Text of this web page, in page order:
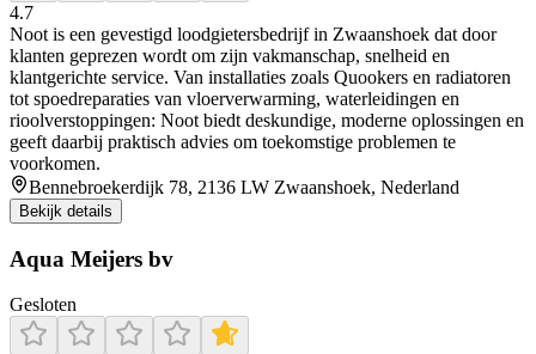
4.7
Noot is een gevestigd loodgietersbedrijf in Zwaanshoek dat door
klanten geprezen wordt om zijn vakmanschap, snelheid en
klantgerichte service. Van installaties zoals Quookers en radiatoren
tot spoedreparaties van vloerverwarming, waterleidingen en
rioolverstoppingen: Noot biedt deskundige, moderne oplossingen en
geeft daarbij praktisch advies om toekomstige problemen te
voorkomen.
Bennebroekerdijk 78, 2136 LW Zwaanshoek, Nederland
Bekijk details
Aqua Meijers bv
Gesloten